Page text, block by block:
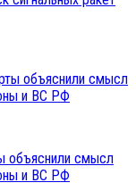
объяснили смысл
и ВС РФ